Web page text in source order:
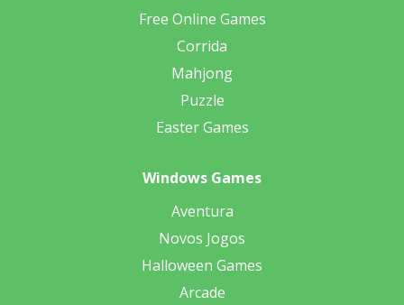
Free Online Games
Corrida
Mahjong
Puzzle
Easter Games
Windows Games
Aventura
Novos Jogos
Halloween Games
Arcade